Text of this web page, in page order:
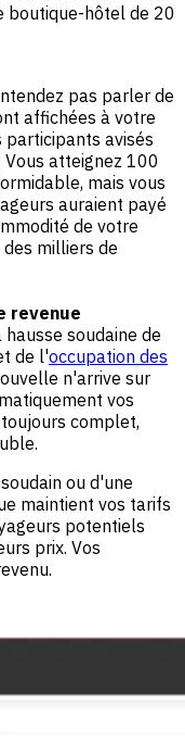
boutique-hôtel de 20
pas parler de
affichées à votre
avisés
atteignez 100
mais vous
auraient payé
de votre
milliers de
revenue
soudaine de
de l'occupation des
n'arrive sur
vos
complet,
ou d'une
maintient vos tarifs
potentiels
prix. Vos